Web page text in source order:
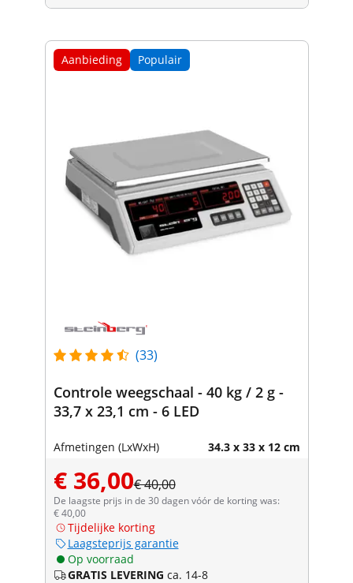
Aanbieding Populair
(33)
Controle weegschaal - 40 kg / 2 g -
33,7 x 23,1 cm - 6 LED
Afmetingen (LxWxH) 34.3 x 33 x 12 cm
€ 36,00€ 40,00
De laagste prijs in de 30 dagen vóór de korting was:
€ 40,00
Tijdelijke korting
Laagsteprijs garantie
Op voorraad
GRATIS LEVERING ca. 14-8